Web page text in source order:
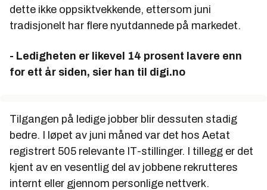
dette ikke oppsiktvekkende, ettersom juni
tradisjonelt har flere nyutdannede på markedet.
- Ledigheten er likevel 14 prosent lavere enn
for ett år siden, sier han til digi.no
Tilgangen på ledige jobber blir dessuten stadig
bedre. I løpet av juni måned var det hos Aetat
registrert 505 relevante IT-stillinger. I tillegg er det
kjent av en vesentlig del av jobbene rekrutteres
internt eller gjennom personlige nettverk.